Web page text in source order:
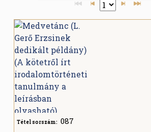
Tétel sorszám: 087